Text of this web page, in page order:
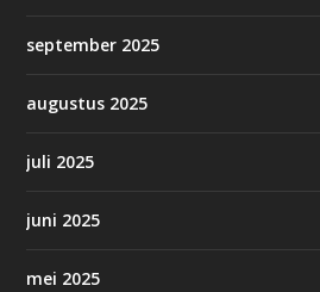
september 2025
augustus 2025
juli 2025
juni 2025
mei 2025